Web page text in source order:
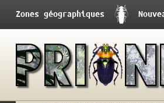
Zones géographiques